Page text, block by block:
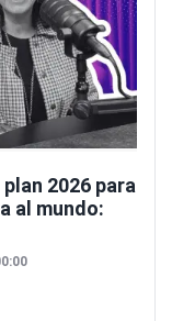
2026 para
al mundo: